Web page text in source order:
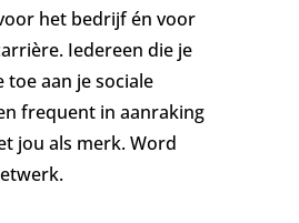
het bedrijf én voor
Iedereen die je
toe aan je sociale
frequent in aanraking
jou als merk. Word